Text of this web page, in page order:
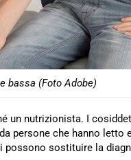
bassa (Foto Adobe)
un nutrizionista. I
persone che hanno
sostituire la